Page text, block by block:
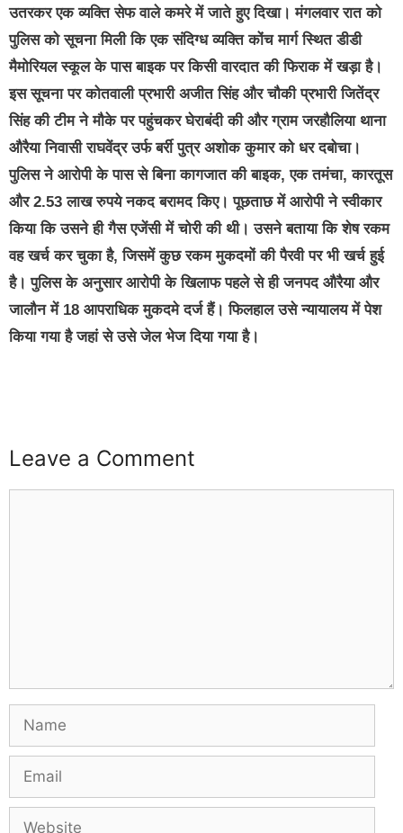
उतरकर एक व्यक्ति सेफ वाले कमरे में जाते हुए दिखा। मंगलवार रात को
पुलिस को सूचना मिली कि एक संदिग्ध व्यक्ति कोंच मार्ग स्थित डीडी
मैमोरियल स्कूल के पास बाइक पर किसी वारदात की फिराक में खड़ा है।
इस सूचना पर कोतवाली प्रभारी अजीत सिंह और चौकी प्रभारी जितेंद्र
सिंह की टीम ने मौके पर पहुंचकर घेराबंदी की और ग्राम जरहौलिया थाना
औरैया निवासी राघवेंद्र उर्फ बर्री पुत्र अशोक कुमार को धर दबोचा।
पुलिस ने आरोपी के पास से बिना कागजात की बाइक, एक तमंचा, कारतूस
और 2.53 लाख रुपये नकद बरामद किए। पूछताछ में आरोपी ने स्वीकार
किया कि उसने ही गैस एजेंसी में चोरी की थी। उसने बताया कि शेष रकम
वह खर्च कर चुका है, जिसमें कुछ रकम मुकदमों की पैरवी पर भी खर्च हुई
है। पुलिस के अनुसार आरोपी के खिलाफ पहले से ही जनपद औरैया और
जालौन में 18 आपराधिक मुकदमे दर्ज हैं। फिलहाल उसे न्यायालय में पेश
किया गया है जहां से उसे जेल भेज दिया गया है।
Leave a Comment